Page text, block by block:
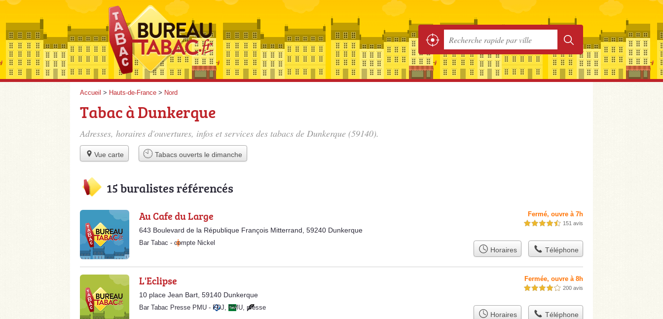
Accueil > Hauts-de-France > Nord
Tabac à Dunkerque
Adresses, horaires d'ouvertures, infos et services des tabacs de Dunkerque (59140).
Vue carte Tabacs ouverts le dimanche
15 buralistes référencés
Au Cafe du Large
643 Boulevard de la République François Mitterrand, 59240 Dunkerque
Fermé, ouvre à 7h
4,5 étoiles sur 5 151 avis
Bar Tabac - compte Nickel
Horaires Téléphone
L'Eclipse
10 place Jean Bart, 59140 Dunkerque
Fermée, ouvre à 8h
4,0 étoiles sur 5 200 avis
Bar Tabac Presse PMU - FDJ, PMU, presse
Horaires Téléphone